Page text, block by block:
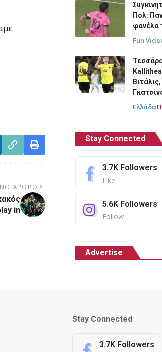
ΆΡΘΡΟ
in
Πολ:
φανέλα
Fun
Ελλάδα
Stay Connected
3.7K Followers
Like
5.6K Followers
Follow
Advertise
Stay Connected
3.7K Followers